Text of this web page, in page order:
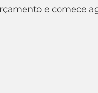
e comece